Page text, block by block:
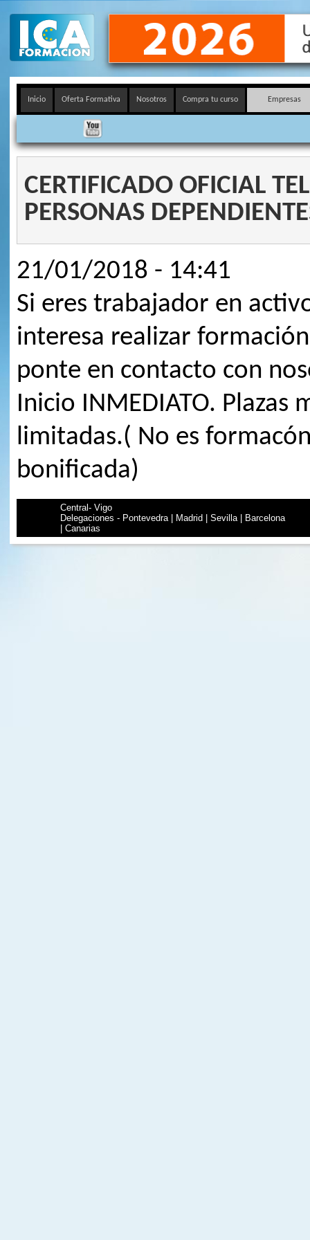
Inicio Oferta Formativa Nosotros Compra tu curso Empresas
CERTIFICADO OFICIAL
PERSONAS
21/01/2018 - 14:41
Si eres trabajador en
interesa realizar
ponte en contacto con
Inicio INMEDIATO. Plazas
limitadas.( No es
bonificada)
Central- Vigo
Delegaciones - Pontevedra | Madrid | Sevilla | Barcelona
| Canarias